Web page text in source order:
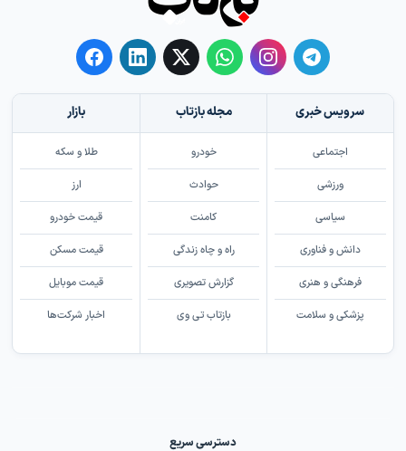
سرویس خبری
اجتماعی
ورزشی
سیاسی
دانش و فناوری
فرهنگی و هنری
پزشکی و سلامت
مجله بازتاب
خودرو
حوادث
کامنت
راه و چاه زندگی
گزارش تصویری
بازتاب تی وی
بازار
طلا و سکه
ارز
قیمت خودرو
قیمت مسکن
قیمت موبایل
اخبار شرکت‌ها
دسترسی سریع